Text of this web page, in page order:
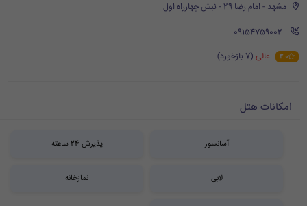
مشهد - امام رضا 29 - نبش چهارراه اول
‪ 09154759002
4.0 عالی (7 بازخورد)
امکانات هتل
آسانسور پذیرش 24 ساعته
لابی نمازخانه